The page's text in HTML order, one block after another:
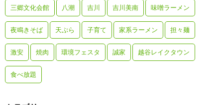
三郷文化会館 八潮 吉川 吉川美南 味噌ラーメン
夜鳴きそば 天ぷら 子育て 家系ラーメン 担々麺
激安 焼肉 環境フェスタ 誠家 越谷レイクタウン
食べ放題